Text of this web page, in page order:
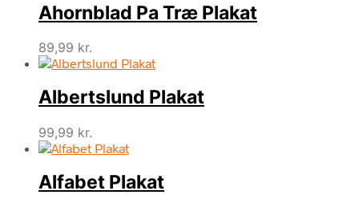
Ahornblad Pa Træ Plakat
89,99 kr.
Albertslund Plakat
99,99 kr.
Alfabet Plakat